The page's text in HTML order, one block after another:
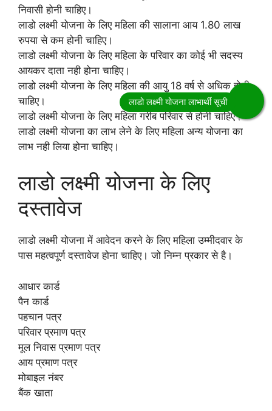
निवासी होनी चाहिए।
लाडो लक्ष्मी योजना के लिए महिला की सालाना आय 1.80 लाख
रुपया से कम होनी चाहिए।
लाडो लक्ष्मी योजना के लिए महिला के परिवार का कोई भी सदस्य
आयकर दाता नही होना चाहिए।
लाडो लक्ष्मी योजना के लिए महिला की आयु 18 वर्ष से अधिक होनी
चाहिए।
लाडो लक्ष्मी योजना के लिए महिला गरीब परिवार से होनी चाहिए।
लाडो लक्ष्मी योजना का लाभ लेने के लिए महिला अन्य योजना का
लाभ नही लिया होना चाहिए।
लाडो लक्ष्मी योजना के लिए
दस्तावेज
लाडो लक्ष्मी योजना में आवेदन करने के लिए महिला उम्मीदवार के
पास महत्वपूर्ण दस्तावेज होना चाहिए। जो निम्न प्रकार से है।
आधार कार्ड
पैन कार्ड
पहचान पत्र
परिवार प्रमाण पत्र
मूल निवास प्रमाण पत्र
आय प्रमाण पत्र
मोबाइल नंबर
बैंक खाता